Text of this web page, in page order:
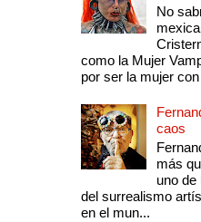
No
como la Mujer
por ser la mujer
caos
más
uno de
del surrealismo
en el mun...